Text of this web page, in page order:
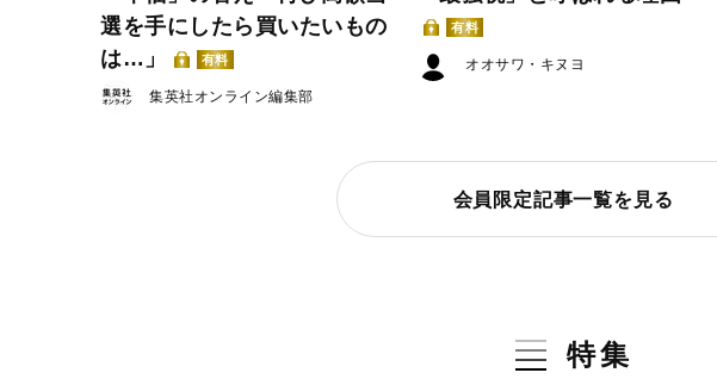
選を手にしたら買いたいもの
は…」
有料
集英社オンライン編集部
有料
オオサワ・キヌヨ
会員限定記事一覧を見る
特集